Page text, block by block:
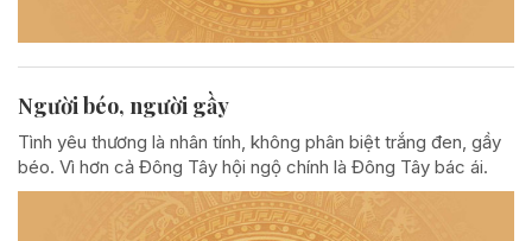
Người béo, người gầy
Tình yêu thương là nhân tính, không phân biệt trắng đen, gầy
béo. Vì hơn cả Đông Tây hội ngộ chính là Đông Tây bác ái.